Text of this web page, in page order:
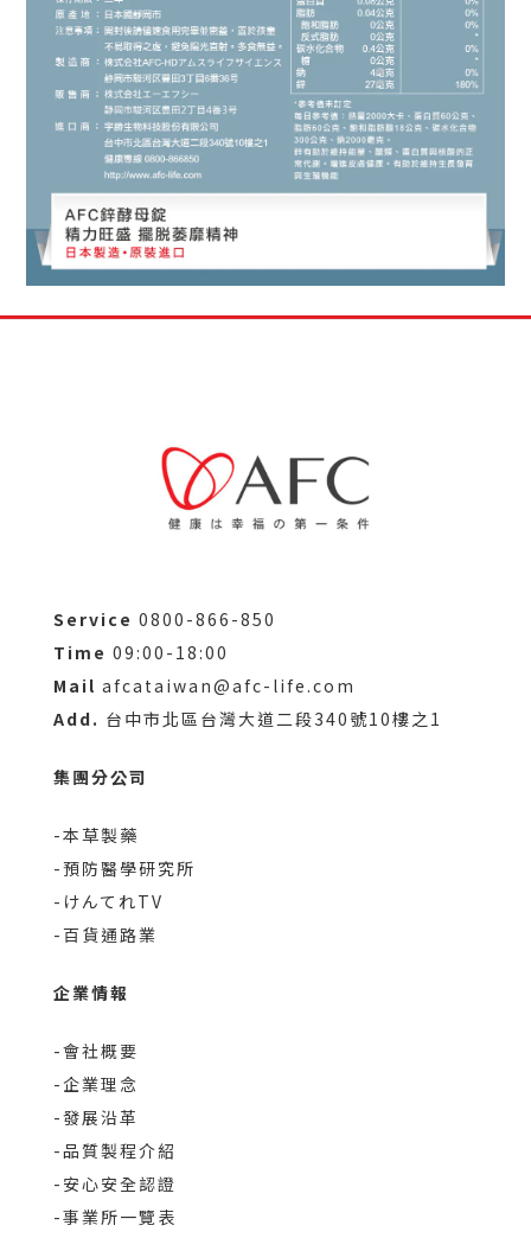
Service 0800-866-850
Time 09:00-18:00
Mail afcataiwan@afc-life.com
Add. 台中市北區台灣大道二段340號10樓之1
集團分公司
-本草製藥
-預防醫學研究所
-けんてれTV
-百貨通路業
企業情報
-會社概要
-企業理念
-發展沿革
-品質製程介紹
-安心安全認證
-事業所一覽表